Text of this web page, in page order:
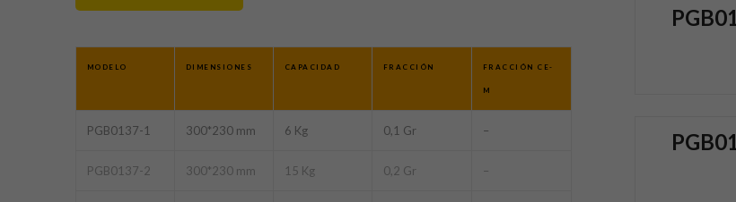
MODELO DIMENSIONES CAPACIDAD FRACCIÓN FRACCIÓN CE-
M
PGB0137-1 300*230 mm 6 Kg 0,1 Gr –
PGB0137-2 300*230 mm 15 Kg 0,2 Gr –